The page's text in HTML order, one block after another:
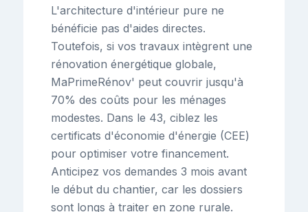
L'architecture d'intérieur pure ne
bénéficie pas d'aides directes.
Toutefois, si vos travaux intègrent une
rénovation énergétique globale,
MaPrimeRénov' peut couvrir jusqu'à
70% des coûts pour les ménages
modestes. Dans le 43, ciblez les
certificats d'économie d'énergie (CEE)
pour optimiser votre financement.
Anticipez vos demandes 3 mois avant
le début du chantier, car les dossiers
sont longs à traiter en zone rurale.